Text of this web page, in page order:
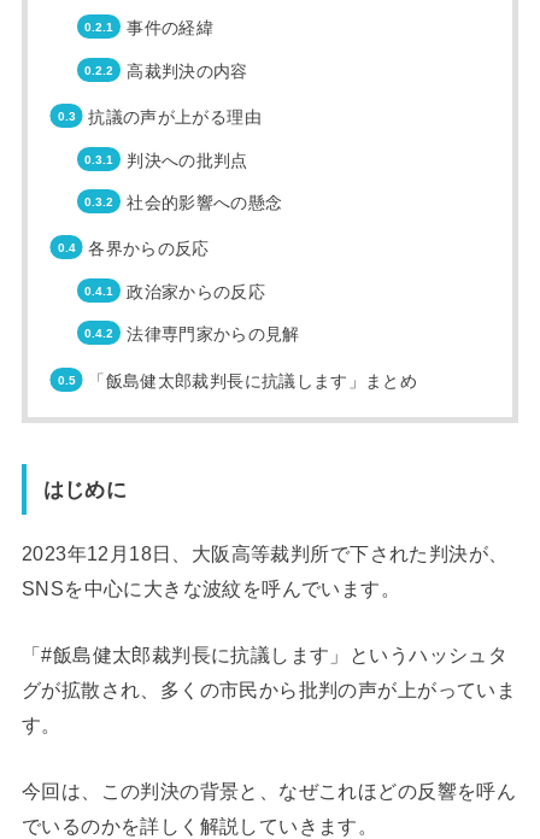
事件の経緯
高裁判決の内容
抗議の声が上がる理由
判決への批判点
社会的影響への懸念
各界からの反応
政治家からの反応
法律専門家からの見解
「飯島健太郎裁判長に抗議します」まとめ
はじめに
2023年12月18日、大阪高等裁判所で下された判決が、
SNSを中心に大きな波紋を呼んでいます。
「#飯島健太郎裁判長に抗議します」というハッシュタ
グが拡散され、多くの市民から批判の声が上がっていま
す。
今回は、この判決の背景と、なぜこれほどの反響を呼ん
でいるのかを詳しく解説していきます。